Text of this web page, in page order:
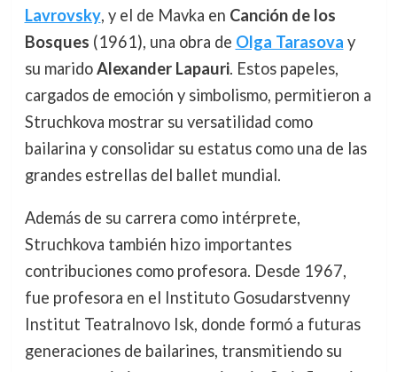
Lavrovsky, y el de Mavka en Canción de los
Bosques (1961), una obra de Olga Tarasova y
su maridoAlexander Lapauri. Estos papeles,
cargados de emoción y simbolismo, permitieron a
Struchkova mostrar su versatilidad como
bailarina y consolidar su estatus como una de las
grandes estrellas del ballet mundial.
Además de su carrera como intérprete,
Struchkova también hizo importantes
contribuciones como profesora. Desde 1967,
fue profesora en el Instituto Gosudarstvenny
Institut Teatralnovo Isk, donde formó a futuras
generaciones de bailarines, transmitiendo su